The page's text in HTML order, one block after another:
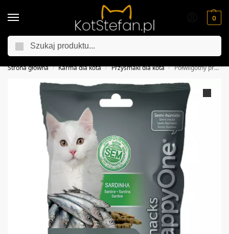
0
Jesienna promocja
Strona główna / Karma dla kota / Przysmaki dla kota / Półwilgotny przysmak dla kota happyone SARDYNKA 50g